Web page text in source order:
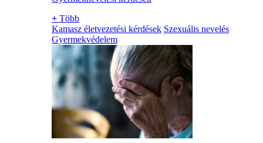
+ Több
Kamasz életvezetési kérdések Szexuális nevelés
Gyermekvédelem